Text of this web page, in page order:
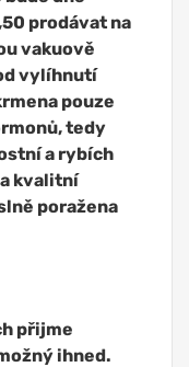
prodávat na
vakuově
vylíhnutí
pouze
tedy
a rybích
kvalitní
poražena
přijme
ihned.